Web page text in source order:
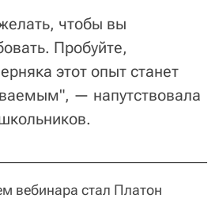
чтобы вы
Пробуйте,
этот опыт станет
— напутствовала
вебинара стал Платон